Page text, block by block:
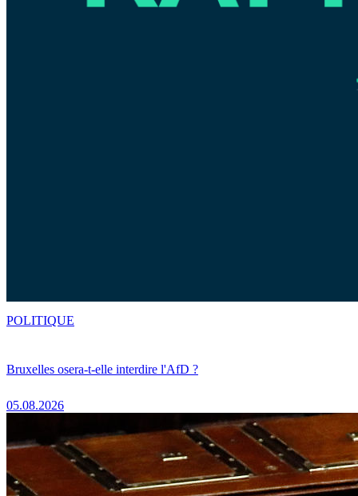
Bruxelles osera-t-elle interdire l'AfD ?
05.08.2026
POLITIQUE